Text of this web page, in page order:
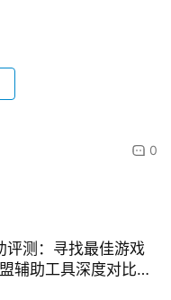
0
评测：寻找最佳游戏
辅助工具深度对比，